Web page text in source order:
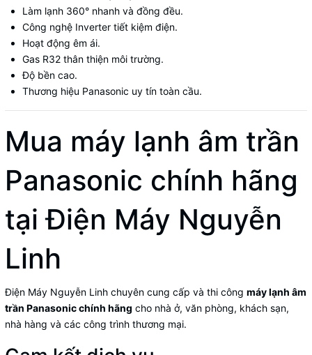
Làm lạnh 360° nhanh và đồng đều.
Công nghệ Inverter tiết kiệm điện.
Hoạt động êm ái.
Gas R32 thân thiện môi trường.
Độ bền cao.
Thương hiệu Panasonic uy tín toàn cầu.
Mua máy lạnh âm trần
Panasonic chính hãng
tại Điện Máy Nguyễn
Linh
Điện Máy Nguyễn Linh chuyên cung cấp và thi công máy lạnh âm
trần Panasonic chính hãng cho nhà ở, văn phòng, khách sạn,
nhà hàng và các công trình thương mại.